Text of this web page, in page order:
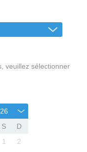
veuillez sélectionner
S
D
1
2